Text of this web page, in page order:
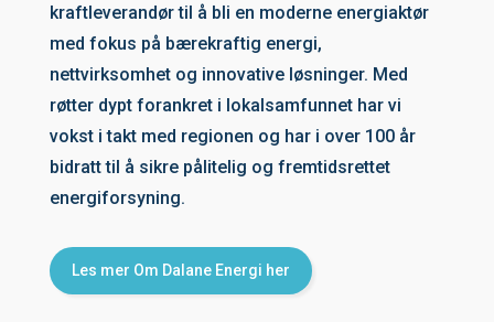
kraftleverandør til å bli en moderne energiaktør
med fokus på bærekraftig energi,
nettvirksomhet og innovative løsninger. Med
røtter dypt forankret i lokalsamfunnet har vi
vokst i takt med regionen og har i over 100 år
bidratt til å sikre pålitelig og fremtidsrettet
energiforsyning.
Les mer Om Dalane Energi her